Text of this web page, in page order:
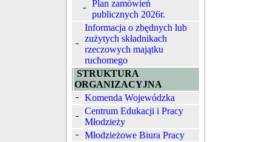
Plan zamówień
publicznych 2026r.
Informacja o zbędnych lub
zużytych składnikach
rzeczowych majątku
ruchomego
STRUKTURA
ORGANIZACYJNA
Komenda Wojewódzka
Centrum Edukacji i Pracy
Młodzieży
Młodzieżowe Biura Pracy